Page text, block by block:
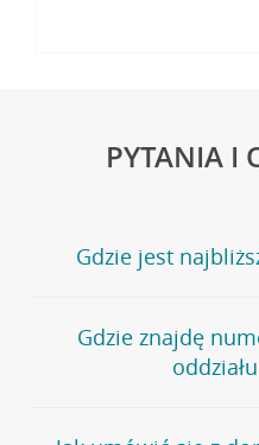
PYTANIA I
Gdzie jest
Jeśli szukasz oddziału
stronęPlacówki i bankomaty
wygodna wyszukiwarka.
oddziałów
Gdzie znajdę
Bank Credit Agricole nie